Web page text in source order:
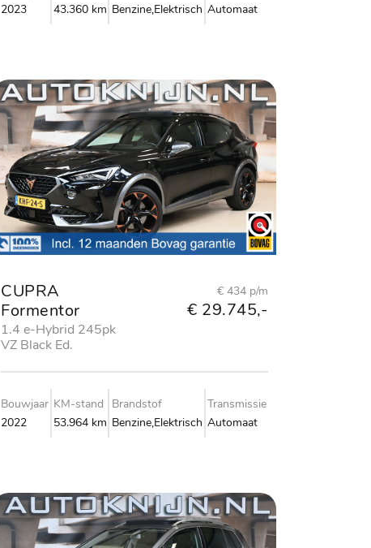
2023
43.360 km Benzine,Elektrisch Automaat
CUPRA
Formentor
1.4 e-Hybrid 245pk
VZ Black Ed.
€ 434 p/m
€ 29.745,-
Bouwjaar
2022
KM-stand
53.964 km
Brandstof
Benzine,Elektrisch
Transmissie
Automaat